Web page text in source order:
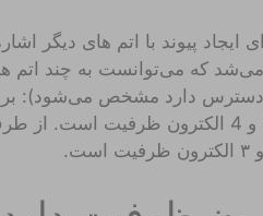
ایجاد پیوند با اتم های دیگر
که می‌توانست به چند اتم